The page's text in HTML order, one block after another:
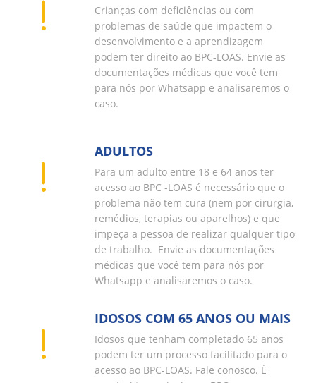
Crianças com deficiências ou com
problemas de saúde que impactem o
desenvolvimento e a aprendizagem
podem ter direito ao BPC-LOAS. Envie as
documentações médicas que você tem
para nós por Whatsapp e analisaremos o
caso.
ADULTOS
Para um adulto entre 18 e 64 anos ter
acesso ao BPC -LOAS é necessário que o
problema não tem cura (nem por cirurgia,
remédios, terapias ou aparelhos) e que
impeça a pessoa de realizar qualquer tipo
de trabalho. Envie as documentações
médicas que você tem para nós por
Whatsapp e analisaremos o caso.
IDOSOS COM 65 ANOS OU MAIS
Idosos que tenham completado 65 anos
podem ter um processo facilitado para o
acesso ao BPC-LOAS. Fale conosco. É